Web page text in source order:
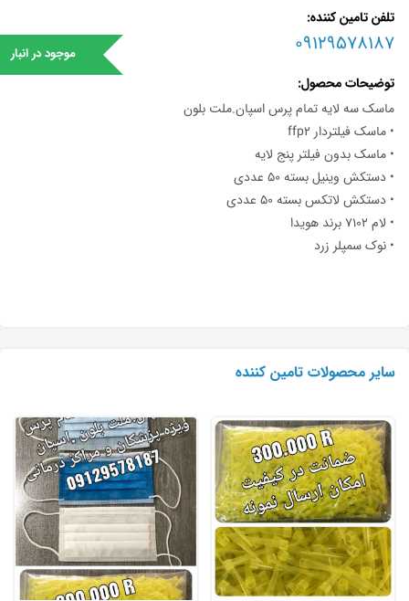
موجود در انبار
تلفن تامین کننده
09129578187
توضیحات محصول
ماسک سه لایه تمام پرس اسپان.ملت بلون
• ماسک فیلتردار ffp2
• ماسک بدون فیلتر پنج لایه
• دستکش وینیل بسته ۵۰ عددی
• دستکش لاتکس بسته ۵۰ عددی
• لام ۷۱۰۲ برند هویدا
• نوک سمپلر زرد
سایر محصولات تامین کننده